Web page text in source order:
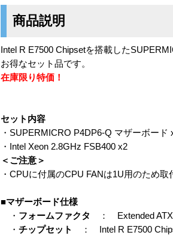
商品説明
Intel R E7500 Chipsetを搭載した
お得なセット品です。
在庫限り特価！
セット内容
・SUPERMICRO P4DP6-Q マザーボード
・Intel Xeon 2.8GHz FSB400 x2
＜ご注意＞
・CPUに付属のCPU FANは1U用のため
■マザーボード仕様
・ フォームファクタ
： Extended ATX
・ チップセット
： Intel R E7500